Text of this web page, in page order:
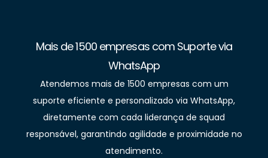
Mais de 1500 empresas com Suporte via
WhatsApp
Atendemos mais de 1500 empresas com um
suporte eficiente e personalizado via WhatsApp,
diretamente com cada liderança de squad
responsável, garantindo agilidade e proximidade no
atendimento.